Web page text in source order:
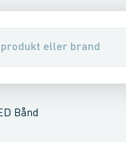
BåndTilbehør til LED Bånd